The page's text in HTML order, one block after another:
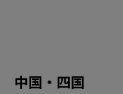
中国・四国